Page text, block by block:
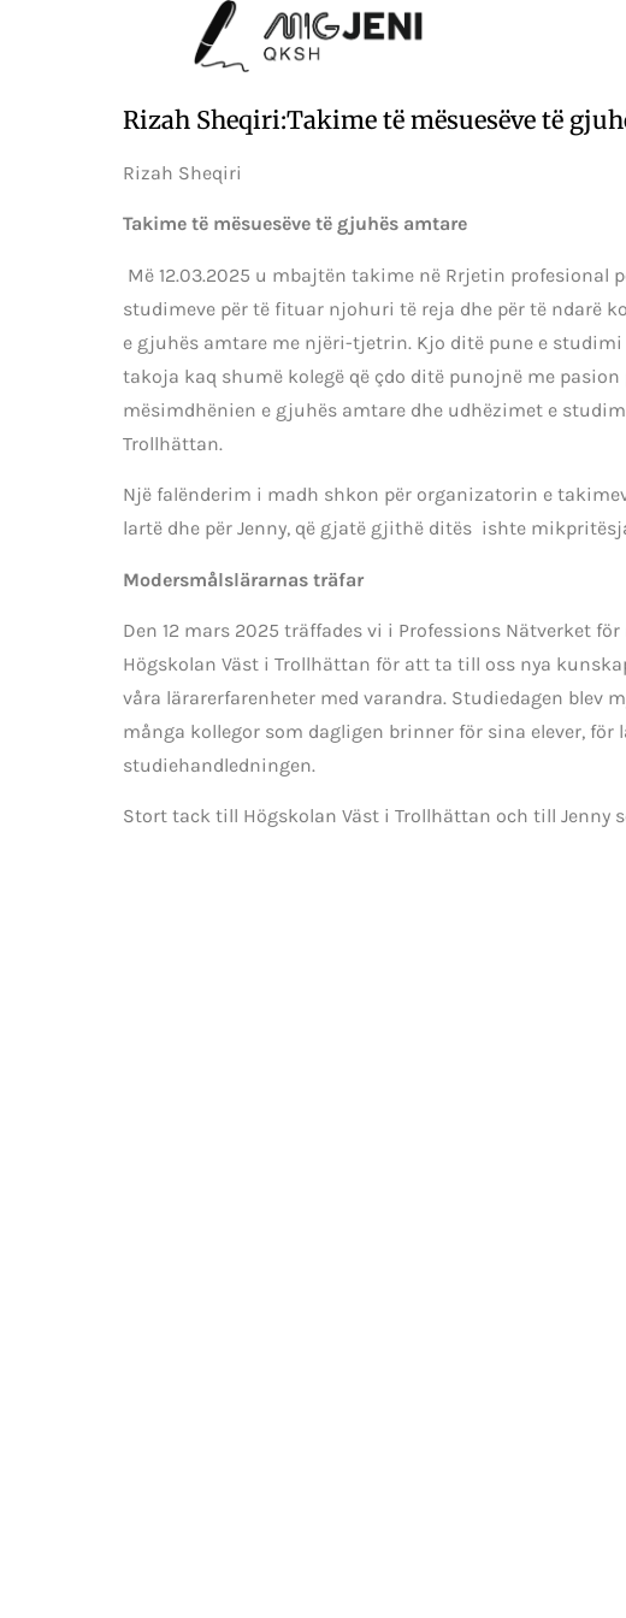
Rizah Sheqiri:Takime të mësuesëve të
Rizah Sheqiri
Takime të mësuesëve të gjuhës amtare
Më 12.03.2025 u mbajtën takime në Rrjetin profesional
studimeve për të fituar njohuri të reja dhe për të ndarë
e gjuhës amtare me njëri-tjetrin. Kjo ditë pune e
takoja kaq shumë kolegë që çdo ditë punojnë me
mësimdhënien e gjuhës amtare dhe udhëzimet e
Trollhättan.
Një falënderim i madh shkon për organizatorin e
lartë dhe për Jenny, që gjatë gjithë ditës ishte
Modersmålslärarnas träfar
Den 12 mars 2025 träffades vi i Professions Nätverket
Högskolan Väst i Trollhättan för att ta till oss nya
våra lärarerfarenheter med varandra. Studiedagen blev
många kollegor som dagligen brinner för sina elever,
studiehandledningen.
Stort tack till Högskolan Väst i Trollhättan och till Jenny